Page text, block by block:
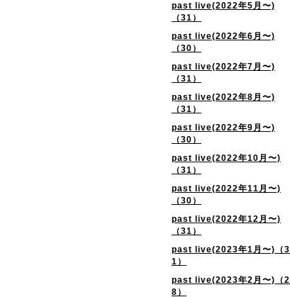
past live(2022年5月〜)
（31）
past live(2022年6月〜)
（30）
past live(2022年7月〜)
（31）
past live(2022年8月〜)
（31）
past live(2022年9月〜)
（30）
past live(2022年10月〜)
（31）
past live(2022年11月〜)
（30）
past live(2022年12月〜)
（31）
past live(2023年1月〜)（3
1）
past live(2023年2月〜)（2
8）